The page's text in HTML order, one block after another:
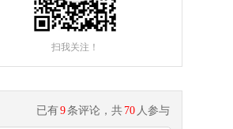
扫我关注！
已有9条评论，共 70 人参与